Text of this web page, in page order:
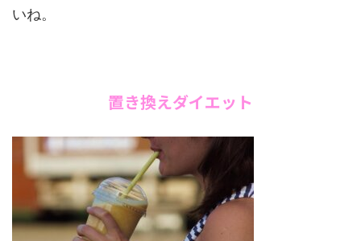
いね。
置き換えダイエット